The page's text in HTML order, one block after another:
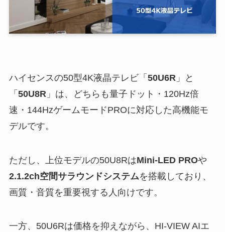
ハイセンスの50型4K液晶テレビ「 50U6R 」と
「 50U8R 」は、どちらも量子ドット・120Hz倍
速・144HzゲームモードPROに対応した高機能モ
デルです。
ただし、上位モデルの50U8RはMini-LED PROや
2.1.2ch空間サラウンドシステムを搭載しており、
画質・音質を重要視する人向けです。
一方、50U6Rは価格を抑えながら、HI-VIEW AIエ